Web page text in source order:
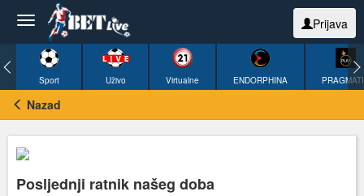
Prijava
Sport Uživo Virtualne ENDORPHINA
Nazad
Posljednji ratnik našeg doba